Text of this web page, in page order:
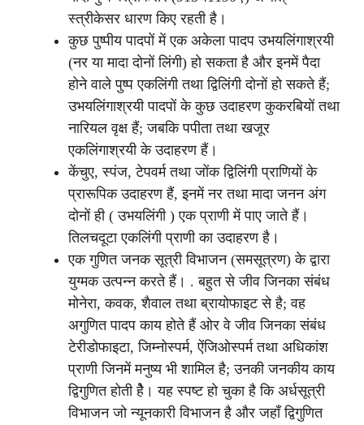
स्त्रीकेसर धारण किए रहती है।
कुछ पुष्पीय पादपों में एक अकेला पादप उभयलिंगाश्रयी
(नर या मादा दोनों लिंगी) हो सकता है और इनमें पैदा
होने वाले पुष्प एकलिंगी तथा द्विलिंगी दोनों हो सकते हैं;
उभयलिंगाश्रयी पादपों के कुछ उदाहरण कुकरबियों तथा
नारियल वृक्ष हैं; जबकि पपीता तथा खजूर
एकलिंगाश्रयी के उदाहरण हैं।
केंचुए, स्पंज, टेपवर्म तथा जोंक द्विलिंगी प्राणियों के
प्रारूपिक उदाहरण हैं, इनमें नर तथा मादा जनन अंग
दोनों ही ( उभयलिंगी ) एक प्राणी में पाए जाते हैं।
तिलचदूटा एकलिंगी प्राणी का उदाहरण है।
एक गुणित जनक सूत्री विभाजन (समसूत्रण) के द्वारा
युग्मक उत्पन्न करते हैं। . बहुत से जीव जिनका संबंध
मोनेरा, कवक, शैवाल तथा ब्रायोफाइट से है; वह
अगुणित पादप काय होते हैं ओर वे जीव जिनका संबंध
टेरीडोफाइटा, जिम्नोस्पर्म, ऐंजिओस्पर्म तथा अधिकांश
प्राणी जिनमें मनुष्य भी शामिल है; उनकी जनकीय काय
द्विगुणित होती हेै। यह स्पष्ट हो चुका है कि अर्धसूत्री
विभाजन जो न्यूनकारी विभाजन है और जहाँ द्विगुणित